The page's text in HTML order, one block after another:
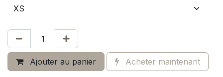
Ajouter au panier Acheter maintenant